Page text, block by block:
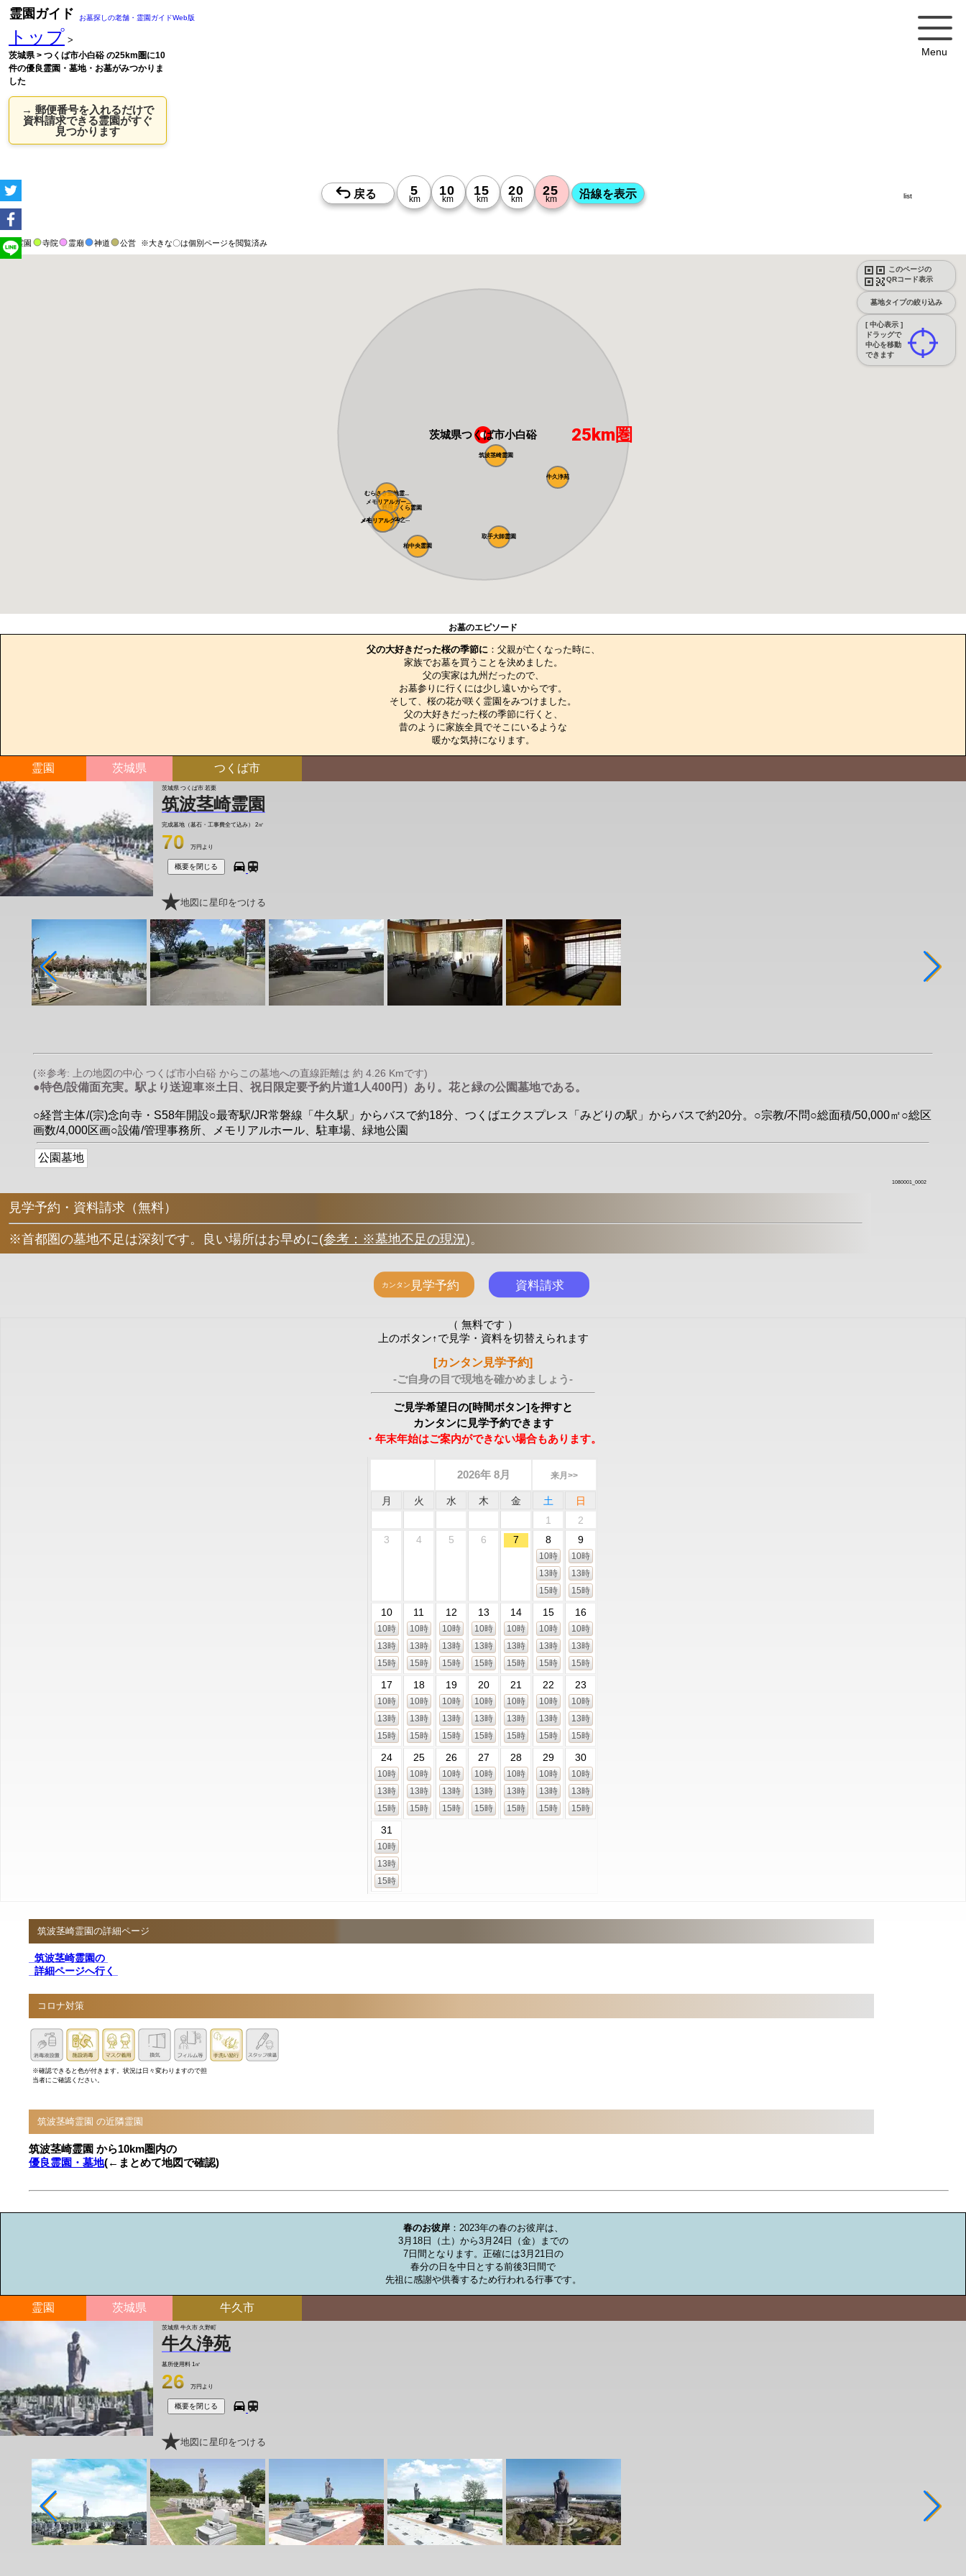
Menu
霊園ガイド お墓探しの老舗・霊園ガイドWeb版
トップ >
茨城県 > つくば市小白硲 の25km圏に10
件の優良霊園・墓地・お墓がみつかりま
した
→ 郵便番号を入れるだけで
資料請求できる霊園がすぐ
見つかります
霊園 寺院 霊廟 神道 公営 ※大きな〇は個別ページを閲覧済み
このページの
QRコード表示
墓地タイプの絞り込み
[ 中心表示 ]
ドラッグで
中心を移動
できます
list
牛久浄苑
筑波茎崎霊園
柏中央霊園
むらさき聖地霊...
野田さくら霊園
メモリアルスク...
メモリアルガー...
メモリアルパー...
メモリアルグリ...
取手大師霊園
茨城県つくば市小白硲 25km圏
お墓のエピソード
父の大好きだった桜の季節に ：父親が亡くなった時に、
家族でお墓を買うことを決めました。
父の実家は九州だったので、
お墓参りに行くには少し遠いからです。
そして、桜の花が咲く霊園をみつけました。
父の大好きだった桜の季節に行くと、
昔のように家族全員でそこにいるような
暖かな気持になります。
霊園 茨城県 つくば市
茨城県 つくば市 若栗
筑波茎崎霊園
完成墓地（墓石・工事費全て込み） 2㎡
70 万円より
概要を閉じる
地図に星印をつける
(※参考: 上の地図の中心 つくば市小白硲 からこの墓地への直線距離は 約 4.26 Kmです)
●特色/設備面充実。駅より送迎車※土日、祝日限定要予約片道1人400円）あり。花と緑の公園墓地である。
○経営主体/(宗)念向寺・S58年開設○最寄駅/JR常磐線「牛久駅」からバスで約18分、つくばエクスプレス「みどりの駅」からバスで約20分。○宗教/不問○総面積/50,000㎡○総区
画数/4,000区画○設備/管理事務所、メモリアルホール、駐車場、緑地公園
公園墓地
1080001_0002
見学予約・資料請求（無料）
※首都圏の墓地不足は深刻です。良い場所はお早めに(参考：※墓地不足の現況)。
（ 無料です ）
上のボタン↑で見学・資料を切替えられます
[カンタン見学予約]
-ご自身の目で現地を確かめましょう-
ご見学希望日の[時間ボタン]を押すと
カンタンに見学予約できます
・年末年始はご案内ができない場合もあります。
2026年 8月 来月>>
月 火 水 木 金 土
日
1
2
3
4 5 6 7 8
10時
13時
15時
9
10時
13時
15時
10
10時
13時
15時
11
10時
13時
15時
12
10時
13時
15時
13
10時
13時
15時
14
10時
13時
15時
15
10時
13時
15時
16
10時
13時
15時
17
10時
13時
15時
18
10時
13時
15時
19
10時
13時
15時
20
10時
13時
15時
21
10時
13時
15時
22
10時
13時
15時
23
10時
13時
15時
24
10時
13時
15時
25
10時
13時
15時
26
10時
13時
15時
27
10時
13時
15時
28
10時
13時
15時
29
10時
13時
15時
30
10時
13時
15時
31
10時
13時
15時
筑波茎崎霊園の詳細ページ
筑波茎崎霊園の
詳細ページへ行く
コロナ対策
※確認できると色が付きます。状況は日々変わりますので担
当者にご確認ください。
筑波茎崎霊園 の近隣霊園
筑波茎崎霊園 から10km圏内の
優良霊園・墓地(←まとめて地図で確認)
春のお彼岸：2023年の春のお彼岸は、
3月18日（土）から3月24日（金）までの
7日間となります。正確には3月21日の
春分の日を中日とする前後3日間で
先祖に感謝や供養するため行われる行事です。
霊園 茨城県 牛久市
茨城県 牛久市 久野町
牛久浄苑
墓所使用料 1㎡
26 万円より
概要を閉じる
地図に星印をつける